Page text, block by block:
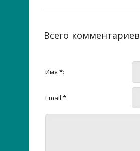
Всего комментариев
Имя *:
Email *: